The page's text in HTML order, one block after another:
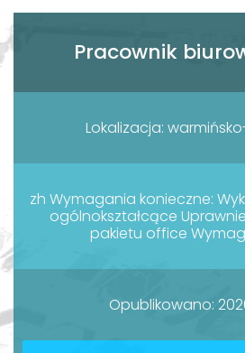
Pracownik
Lokalizacja:
zh Wymagania konieczne:
ogólnokształcące
pakietu office
Opublikowano: